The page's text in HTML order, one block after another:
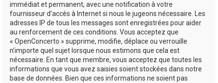
immédiat et permanent, avec une notification à votre
fournisseur d’accès à Internet si nous le jugeons nécessaire. Les
adresses IP de tous les messages sont enregistrées pour aider
au renforcement de ces conditions. Vous acceptez que
« OpenConcerto » supprime, modifie, déplace ou verrouille
n’importe quel sujet lorsque nous estimons que cela est
nécessaire. En tant que membre, vous acceptez que toutes les
informations que vous avez saisies soient stockées dans notre
base de données. Bien que ces informations ne soient pas